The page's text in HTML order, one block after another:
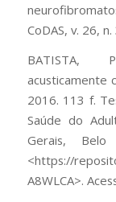
CoDAS, v. 26,
BATISTA,
acusticamente
2016. 113 f.
Saúde do
Gerais,
<https://
A8WLCA>.